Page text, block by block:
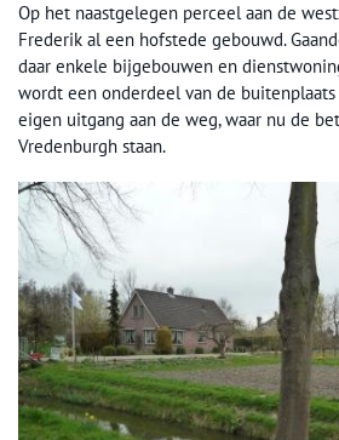
Op het naastgelegen perceel aan de
Frederik al een hofstede gebouwd.
daar enkele bijgebouwen en
wordt een onderdeel van de
eigen uitgang aan de weg, waar nu de
Vredenburgh staan.